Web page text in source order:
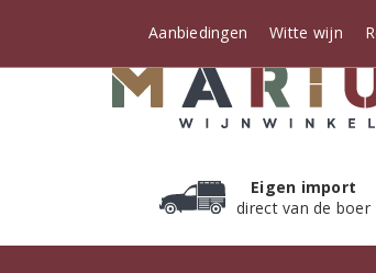
Eigen import
direct van de boer
Aanbiedingen Witte wijn